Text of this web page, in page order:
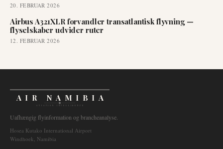
20. FEBRUAR 2026
Airbus A321XLR forvandler transatlantisk flyvning —
flyselskaber udvider ruter
12. FEBRUAR 2026
AIR NAMIBIA
AVIATION INTELLIGENCE
Uafhængig flyinformation og brancheanalyse.
Hosea Kutako International Airport
Windhoek, Namibia